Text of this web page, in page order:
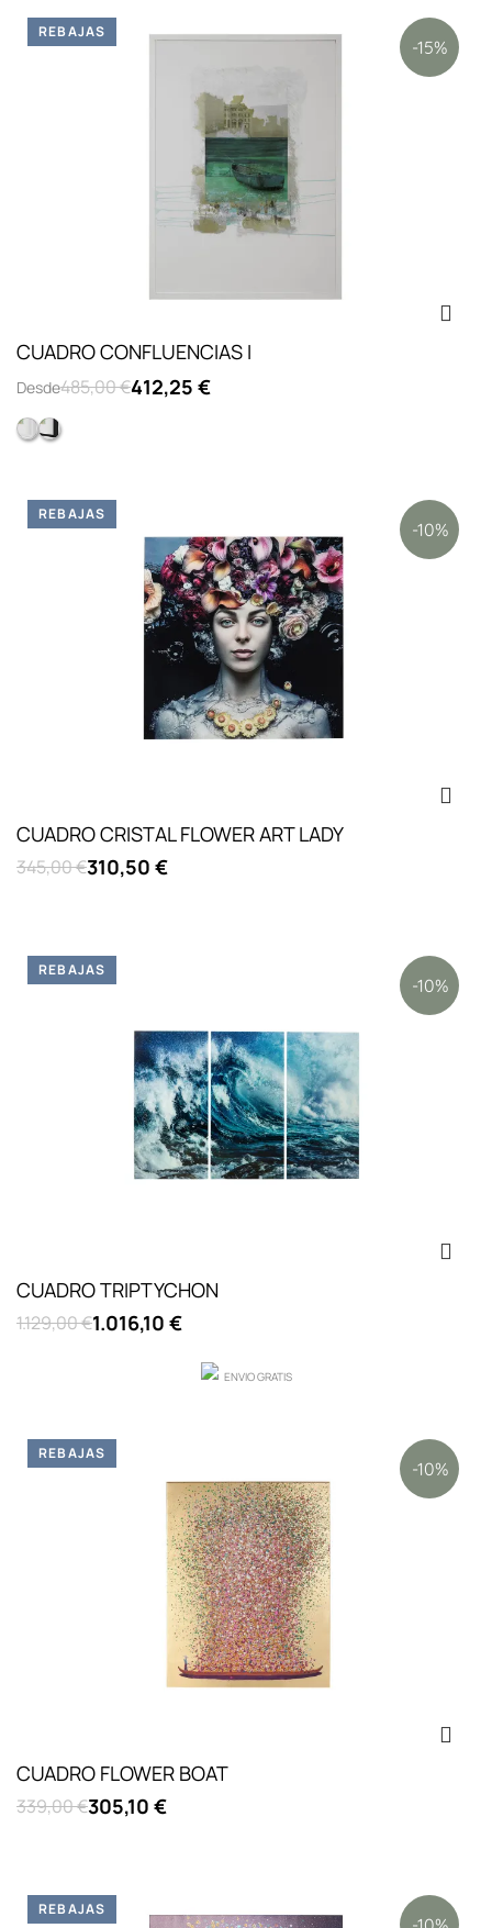
CUADRO CONFLUENCIAS I
Desde485,00 €412,25 €
Caja 09 blanco lacado vitrina
Caja 09 negro lacado vitrina
-15%
REBAJAS
CUADRO CRISTAL FLOWER ART LADY
345,00 €310,50 €
-10%
REBAJAS
CUADRO TRIPTYCHON
1.129,00 €1.016,10 €
ENVIO GRATIS
-10%
REBAJAS
CUADRO FLOWER BOAT
339,00 €305,10 €
-10%
REBAJAS
REBAJAS